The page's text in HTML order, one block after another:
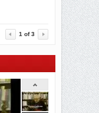
1 of3